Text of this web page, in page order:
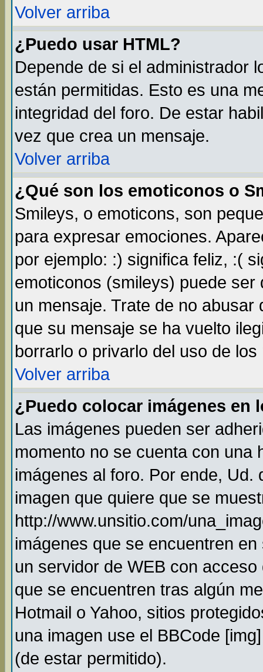
Volver arriba
¿Puedo usar HTML?
Depende de si el administrador
están permitidas. Esto es una
integridad del foro. De estar
vez que crea un mensaje.
Volver arriba
¿Qué son los emoticonos o
Smileys, o emoticons, son
para expresar emociones.
por ejemplo: :) significa feliz, :(
emoticonos (smileys) puede
un mensaje. Trate de no
que su mensaje se ha vuelto
borrarlo o privarlo del uso de los
Volver arriba
¿Puedo colocar imágenes en
Las imágenes pueden ser
momento no se cuenta con una
imágenes al foro. Por ende,
imagen que quiere que se
http://www.unsitio.com/
imágenes que se encuentren
un servidor de WEB con
que se encuentren tras algún
Hotmail o Yahoo, sitios
una imagen use el BBCode
(de estar permitido).